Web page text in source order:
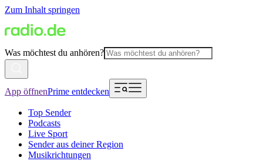
Zum Inhalt springen
Was möchtest du anhören?
App öffnenPrime entdecken
Top Sender
Podcasts
Live Sport
Sender aus deiner Region
Musikrichtungen